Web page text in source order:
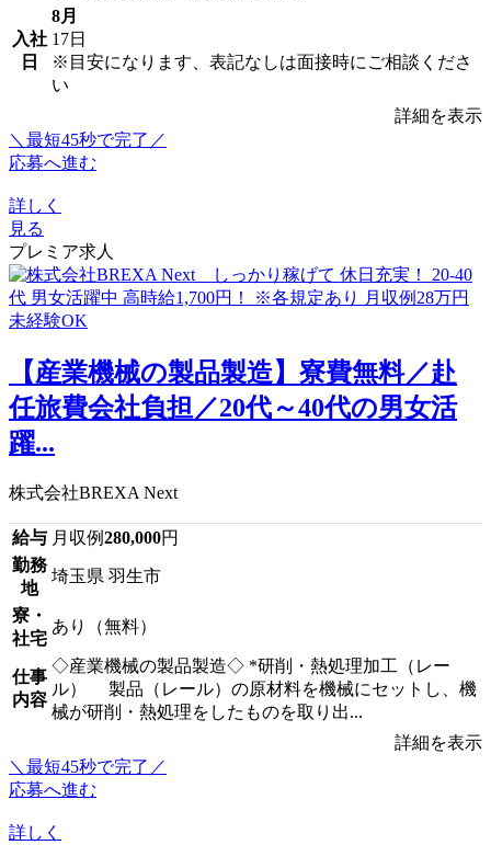
入社
日
8月
17日
※目安になります、表記なしは面接時にご相談くださ
い
詳細を表示
＼最短45秒で完了／
応募へ進む
詳しく
見る
プレミア求人
【産業機械の製品製造】寮費無料／赴
任旅費会社負担／20代～40代の男女活
躍...
株式会社BREXA Next
給与 月収例280,000円
勤務
地
埼玉県 羽生市
寮・
社宅
あり（無料）
仕事
内容
◇産業機械の製品製造◇ *研削・熱処理加工（レー
ル） 製品（レール）の原材料を機械にセットし、機
械が研削・熱処理をしたものを取り出...
詳細を表示
＼最短45秒で完了／
応募へ進む
詳しく